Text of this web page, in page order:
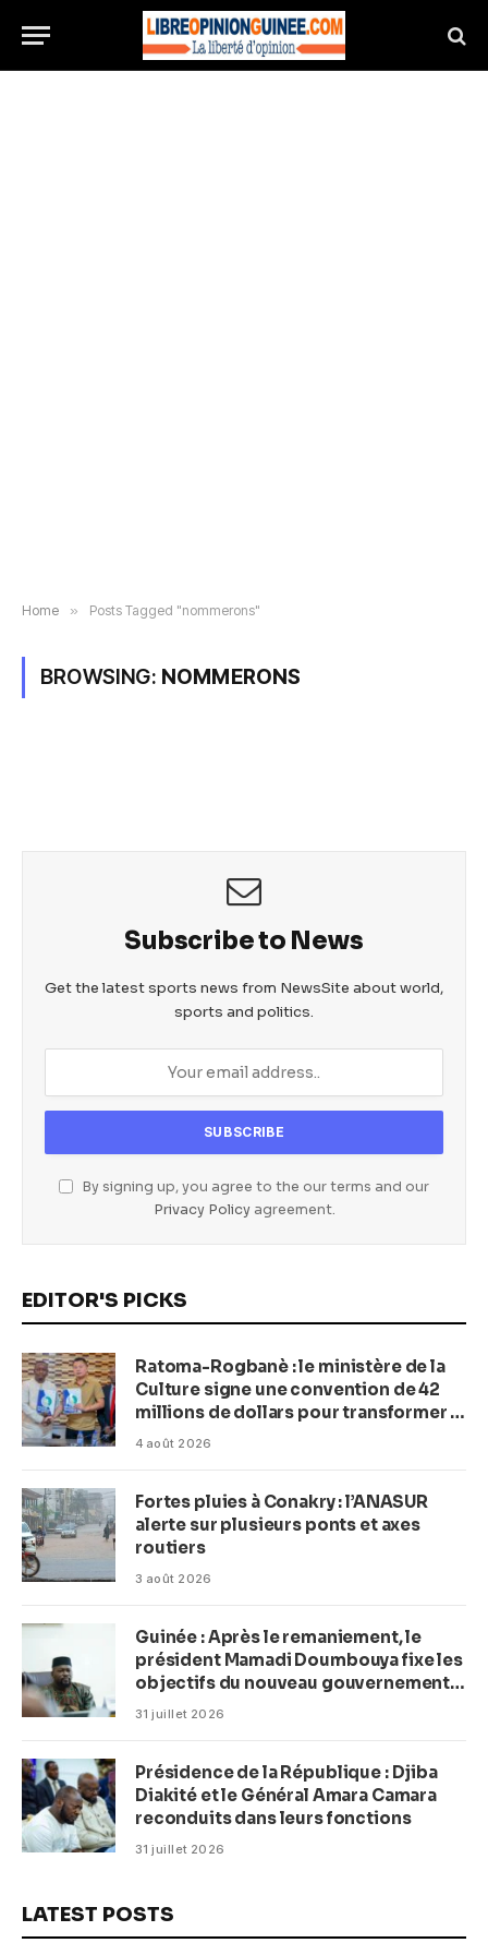
Home » Posts Tagged "nommerons"
BROWSING: NOMMERONS
Subscribe to News
Get the latest sports news from NewsSite about world,
sports and politics.
By signing up, you agree to the our terms and our
Privacy Policyagreement.
EDITOR'S PICKS
Ratoma-Rogbanè : le ministère de la
Culture signe une convention de 42
millions de dollars pour transformer la
plage en complexe balnéaire
4 août 2026
Fortes pluies à Conakry : l’ANASUR
alerte sur plusieurs ponts et axes
routiers
3 août 2026
Guinée : Après le remaniement, le
président Mamadi Doumbouya fixe les
objectifs du nouveau gouvernement
(CM)
31 juillet 2026
Présidence de la République : Djiba
Diakité et le Général Amara Camara
reconduits dans leurs fonctions
31 juillet 2026
LATEST POSTS